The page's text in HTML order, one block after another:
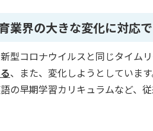
業界の大きな変化に対応
型コロナウイルスと同じタイムリ
、また、変化しようとしていま
の早期学習カリキュラムなど、